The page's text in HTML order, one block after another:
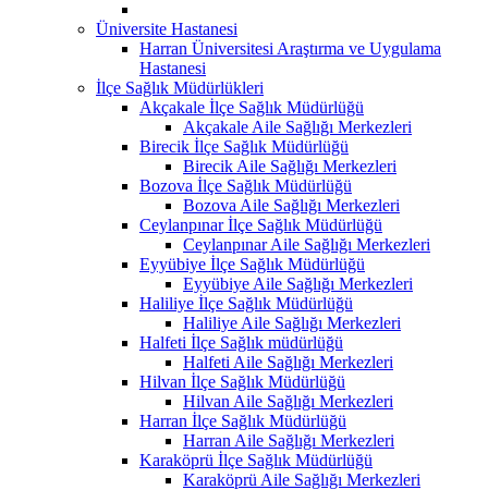
Üniversite Hastanesi
Harran Üniversitesi Araştırma ve Uygulama
Hastanesi
İlçe Sağlık Müdürlükleri
Akçakale İlçe Sağlık Müdürlüğü
Akçakale Aile Sağlığı Merkezleri
Birecik İlçe Sağlık Müdürlüğü
Birecik Aile Sağlığı Merkezleri
Bozova İlçe Sağlık Müdürlüğü
Bozova Aile Sağlığı Merkezleri
Ceylanpınar İlçe Sağlık Müdürlüğü
Ceylanpınar Aile Sağlığı Merkezleri
Eyyübiye İlçe Sağlık Müdürlüğü
Eyyübiye Aile Sağlığı Merkezleri
Haliliye İlçe Sağlık Müdürlüğü
Haliliye Aile Sağlığı Merkezleri
Halfeti İlçe Sağlık müdürlüğü
Halfeti Aile Sağlığı Merkezleri
Hilvan İlçe Sağlık Müdürlüğü
Hilvan Aile Sağlığı Merkezleri
Harran İlçe Sağlık Müdürlüğü
Harran Aile Sağlığı Merkezleri
Karaköprü İlçe Sağlık Müdürlüğü
Karaköprü Aile Sağlığı Merkezleri